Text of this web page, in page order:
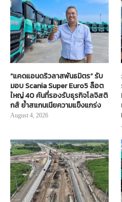
“แคดแอนดริวลาสพันธมิตร” รับ
มอบ Scania Super Euro5 ล็อต
ใหญ่ 40 คันที่รองรับธุรกิจโลจิสติ
กส์ ย้ำสแกนเนียความแข็งแกร่ง
August 4, 2026